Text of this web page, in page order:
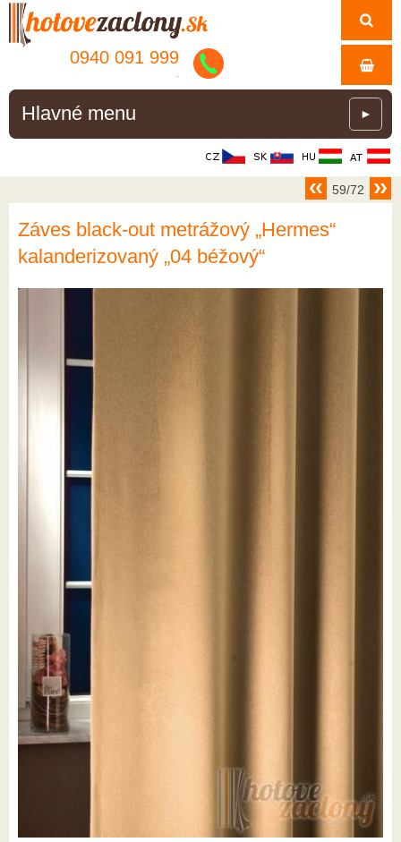
0940 091 999
Hlavné menu ►
59/72
Záves black-out metrážový „Hermes“
kalanderizovaný „04 béžový“